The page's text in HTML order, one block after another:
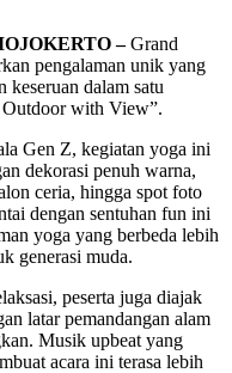
–Grand
pengalaman unik yang
keseruan dalam satu
Outdoor with View”.
Gen Z, kegiatan yoga ini
dekorasi penuh warna,
ceria, hingga spot foto
dengan sentuhan fun ini
yoga yang berbeda lebih
generasi muda.
peserta juga diajak
latar pemandangan alam
Musik upbeat yang
acara ini terasa lebih